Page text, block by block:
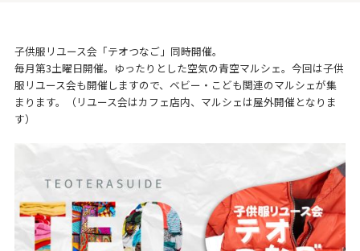
子供服リユース会「テオつなご」同時開催。
毎月第3土曜日開催。ゆったりとした空気の青空マルシェ。今回は子供
服リユース会も開催しますので、ベビー・こども関連のマルシェが集
まります。（リユース会はカフェ店内、マルシェは屋外開催となりま
す）